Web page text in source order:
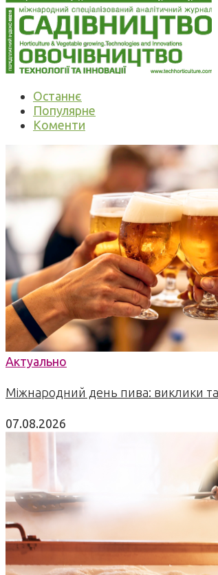
Останнє
Популярне
Коменти
Актуально
Міжнародний день пива: виклики та
07.08.2026